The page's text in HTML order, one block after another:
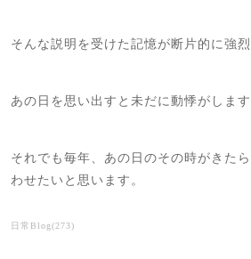
そんな説明を受けた記憶が断片的に強
あの日を思い出すと未だに動悸がします
それでも毎年、あの日のその時がきた
わせたいと思います。
日常Blog(273)